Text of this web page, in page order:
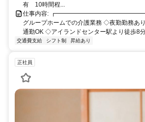
有 10時間程...
仕事内容: ┏━━━━━━━━━━━━━━━┓
グループホームでの介護業務 ◇夜勤勤務
通勤OK ◇アイランドセンター駅より徒歩8
交通費支給 シフト制 昇給あり
正社員